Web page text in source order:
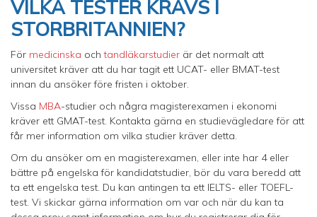
VILKA TESTER KRÄVS I
STORBRITANNIEN?
För medicinska ochtandläkarstudier är det normalt att
universitet kräver att du har tagit ett UCAT- eller BMAT-test
innan du ansöker före fristen i oktober.
Vissa MBA-studier och några magisterexamen i ekonomi
kräver ett GMAT-test. Kontakta gärna en studievägledare för att
får mer information om vilka studier kräver detta.
Om du ansöker om en magisterexamen, eller inte har 4 eller
bättre på engelska för kandidatstudier, bör du vara beredd att
ta ett engelska test. Du kan antingen ta ett IELTS- eller TOEFL-
test. Vi skickar gärna information om var och när du kan ta